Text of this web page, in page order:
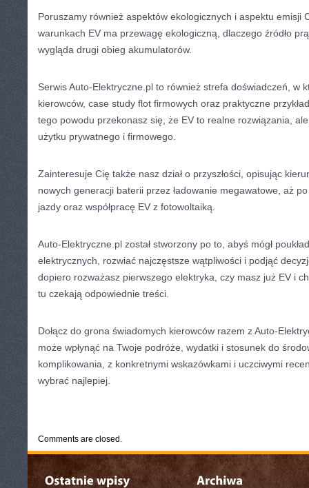
Poruszamy również aspektów ekologicznych i aspektu emisji
warunkach EV ma przewagę ekologiczną, dlaczego źródło
wygląda drugi obieg akumulatorów.
Serwis Auto-Elektryczne.pl to również strefa doświadczeń, w
kierowców, case study flot firmowych oraz praktyczne
tego powodu przekonasz się, że EV to realne rozwiązania,
użytku prywatnego i firmowego.
Zainteresuje Cię także nasz dział o przyszłości, opisując
nowych generacji baterii przez ładowanie megawatowe, aż
jazdy oraz współpracę EV z fotowoltaiką.
Auto-Elektryczne.pl został stworzony po to, abyś mógł
elektrycznych, rozwiać najczęstsze wątpliwości i podjąć
dopiero rozważasz pierwszego elektryka, czy masz już EV i
tu czekają odpowiednie treści.
Dołącz do grona świadomych kierowców razem z Auto-
może wpłynąć na Twoje podróże, wydatki i stosunek do
komplikowania, z konkretnymi wskazówkami i uczciwymi
wybrać najlepiej.
Comments are closed.